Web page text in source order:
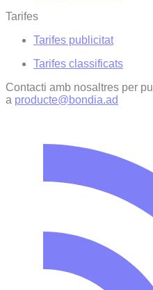
Tarifes
Tarifes publicitat
Tarifes classificats
Contacti amb nosaltres per
a producte@bondia.ad